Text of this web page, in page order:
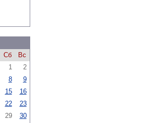
Сб
Вс
1
2
8
9
15
16
22
23
29
30